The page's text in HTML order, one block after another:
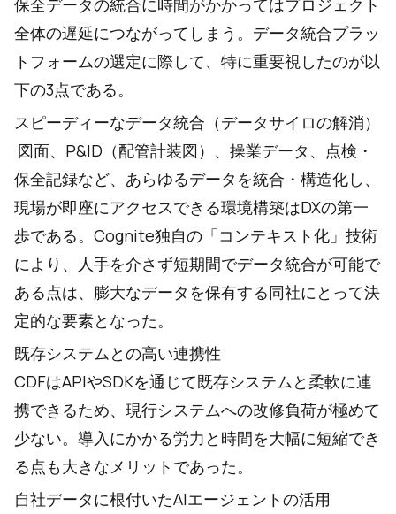
保全データの統合に時間がかかってはプロジェクト
全体の遅延につながってしまう。データ統合プラッ
トフォームの選定に際して、特に重要視したのが以
下の3点である。
スピーディーなデータ統合（データサイロの解消）
図面、P&ID（配管計装図）、操業データ、点検・
保全記録など、あらゆるデータを統合・構造化し、
現場が即座にアクセスできる環境構築はDXの第一
歩である。Cognite独自の「コンテキスト化」技術
により、人手を介さず短期間でデータ統合が可能で
ある点は、膨大なデータを保有する同社にとって決
定的な要素となった。
既存システムとの高い連携性
CDFはAPIやSDKを通じて既存システムと柔軟に連
携できるため、現行システムへの改修負荷が極めて
少ない。導入にかかる労力と時間を大幅に短縮でき
る点も大きなメリットであった。
自社データに根付いたAIエージェントの活用